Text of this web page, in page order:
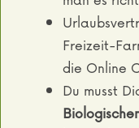
Freizeit-
die Online
Du musst